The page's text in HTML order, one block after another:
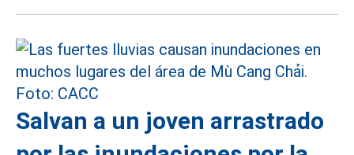
Salvan a un joven arrastrado